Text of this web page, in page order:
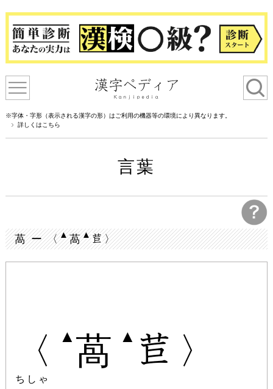
※字体・字形（表示される漢字の形）はご利用の機器等の環境により異なります。
詳しくはこちら
言葉
萵 ー 〈▲萵▲ 〉
〈 ▲ 萵 ▲ 〉
ちしゃ